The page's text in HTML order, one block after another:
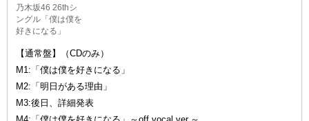
乃木坂46 26thシ
ングル「僕は僕を
好きになる」
【通常盤】（CDのみ）
M1:「僕は僕を好きになる」
M2:「明日がある理由」
M3:後日、詳細発表